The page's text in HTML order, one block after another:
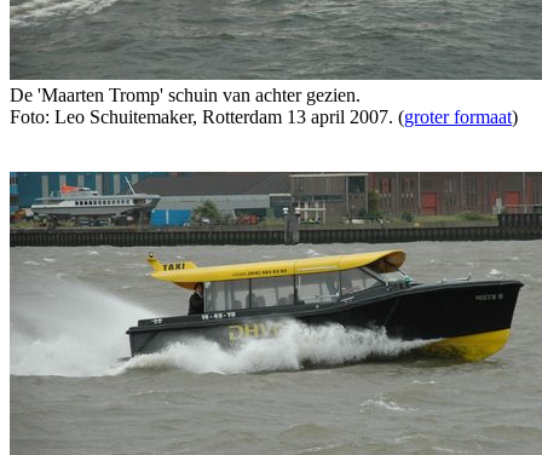
De 'Maarten Tromp' schuin van achter gezien.
Foto: Leo Schuitemaker, Rotterdam 13 april 2007. (groter formaat)